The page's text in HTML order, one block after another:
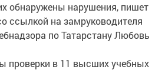
обнаружены нарушения, пишет
ссылкой на замруководителя
по Татарстану Любовь
проверки в 11 высших учебных